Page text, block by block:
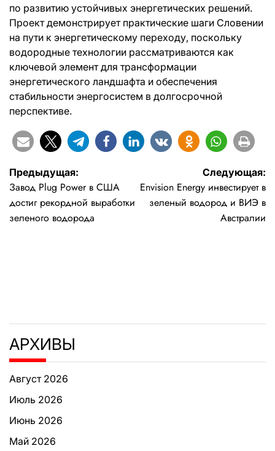
по развитию устойчивых энергетических решений.
Проект демонстрирует практические шаги Словении
на пути к энергетическому переходу, поскольку
водородные технологии рассматриваются как
ключевой элемент для трансформации
энергетического ландшафта и обеспечения
стабильности энергосистем в долгосрочной
перспективе.
Навигация
по
записям
Предыдущая:
Завод Plug Power в США
достиг рекордной выработки
зеленого водорода
Следующая:
Envision Energy инвестирует в
зеленый водород и ВИЭ в
Австралии
АРХИВЫ
Август 2026
Июль 2026
Июнь 2026
Май 2026